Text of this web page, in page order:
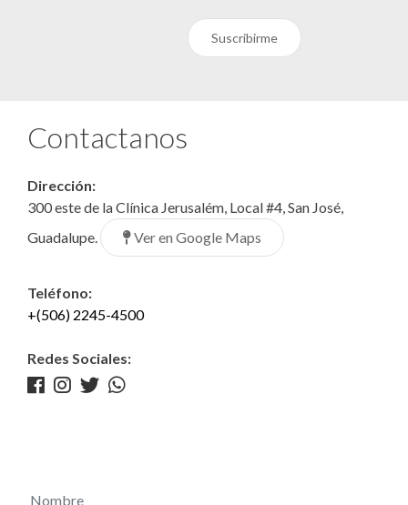
Suscribirme
Contactanos
Dirección:
300 este de la Clínica Jerusalém, Local #4, San José,
Guadalupe.
Ver en Google Maps
Teléfono:
+(506) 2245-4500
Redes Sociales: